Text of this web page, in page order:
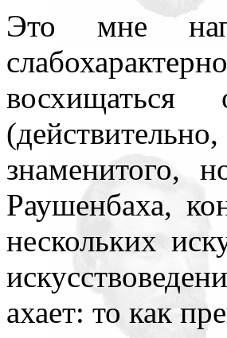
Это мне
знаменитого,
Раушенбаха,
нескольких
ахает: то как